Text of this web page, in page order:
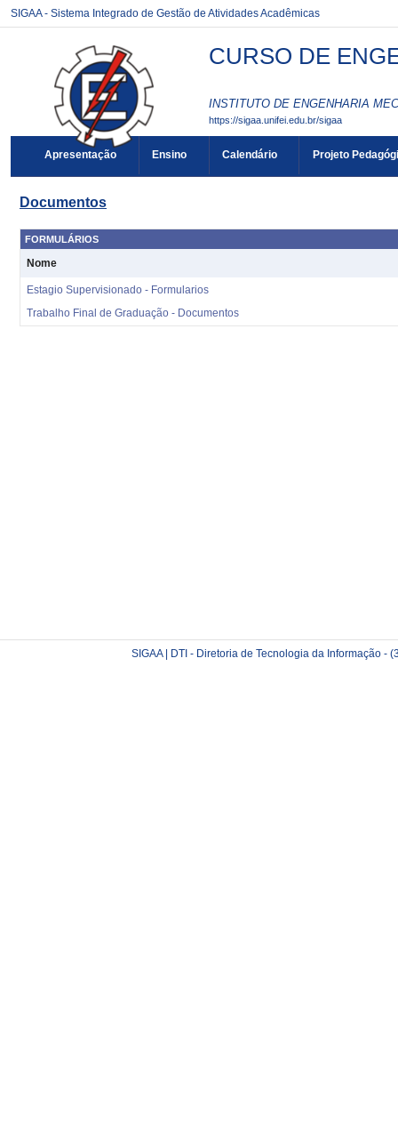
SIGAA - Sistema Integrado de Gestão de Atividades Acadêmicas
CURSO DE
INSTITUTO DE ENGENHARIA
https://sigaa.unifei.edu.br/sigaa
Apresentação Ensino Calendário Projeto
Documentos
FORMULÁRIOS
Nome
Estagio Supervisionado - Formularios
Trabalho Final de Graduação - Documentos
SIGAA | DTI - Diretoria de Tecnologia da Informação